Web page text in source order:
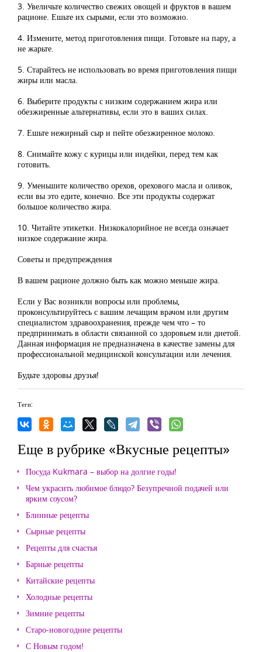
3. Увеличьте количество свежих овощей и фруктов в вашем
рационе. Ешьте их сырыми, если это возможно.
4. Измените, метод приготовления пищи. Готовьте на пару, а
не жарьте.
5. Старайтесь не использовать во время приготовления пищи
жиры или масла.
6. Выберите продукты с низким содержанием жира или
обезжиренные альтернативы, если это в ваших силах.
7. Ешьте нежирный сыр и пейте обезжиренное молоко.
8. Снимайте кожу с курицы или индейки, перед тем как
готовить.
9. Уменьшите количество орехов, орехового масла и оливок,
если вы это едите, конечно. Все эти продукты содержат
большое количество жира.
10. Читайте этикетки. Низкокалорийное не всегда означает
низкое содержание жира.
Советы и предупреждения
В вашем рационе должно быть как можно меньше жира.
Если у Вас возникли вопросы или проблемы,
проконсультируйтесь с вашим лечащим врачом или другим
специалистом здравоохранения, прежде чем что – то
предпринимать в области связанной со здоровьем или диетой.
Данная информация не предназначена в качестве замены для
профессиональной медицинской консультации или лечения.
Будьте здоровы друзья!
Теги:
Еще в рубрике «Вкусные рецепты»
Посуда Kukmara – выбор на долгие годы!
Чем украсить любимое блюдо? Безупречной подачей или
ярким соусом?
Блинные рецепты
Сырные рецепты
Рецепты для счастья
Барные рецепты
Китайские рецепты
Холодные рецепты
Зимние рецепты
Старо-новогодние рецепты
С Новым годом!